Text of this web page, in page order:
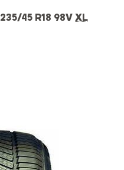
235/45 R18 98V XL